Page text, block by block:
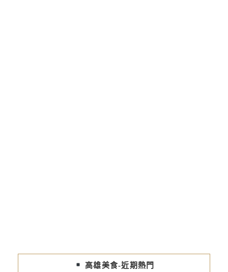
高雄美食-近期熱門